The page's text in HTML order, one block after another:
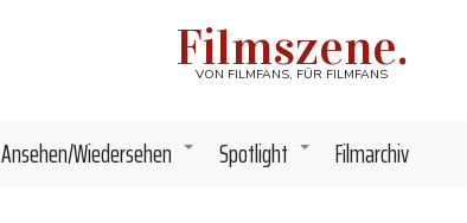
Filmszene.
VON FILMFANS, FÜR FILMFANS
+
Ansehen/Wiedersehen +
Spotlight Filmarchiv